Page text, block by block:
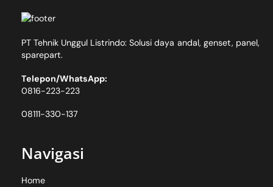
PT Tehnik Unggul Listrindo: Solusi daya andal, genset, panel,
sparepart.
Telepon/WhatsApp:
0816-223-223
08111-330-137
Navigasi
Home